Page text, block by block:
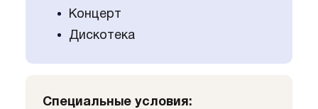
Концерт
Дискотека
Специальные условия: